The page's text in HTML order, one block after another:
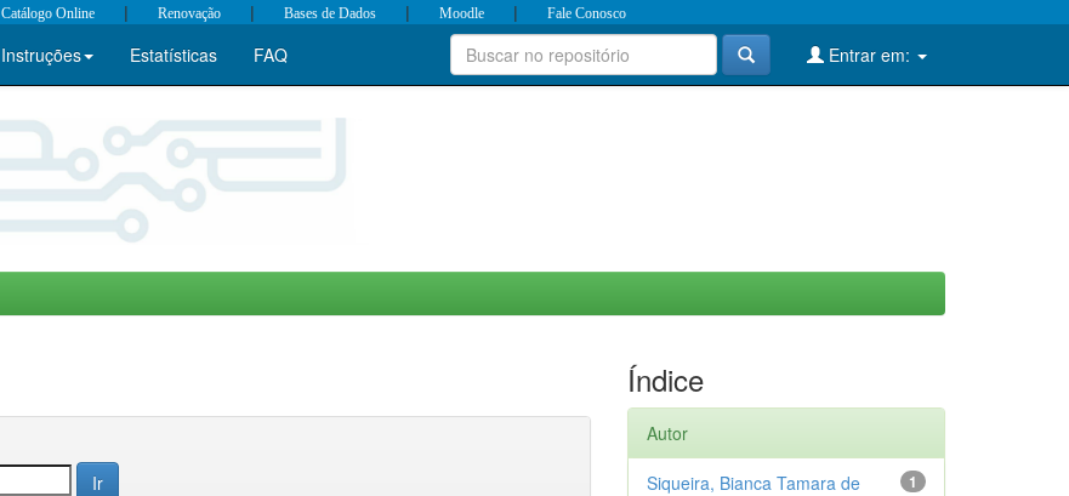
Catálogo Online | Renovação | Bases de Dados | Moodle | Fale Conosco
Instruções Estatísticas FAQ Entrar em:
Índice
Autor
1
Siqueira, Bianca Tamara de